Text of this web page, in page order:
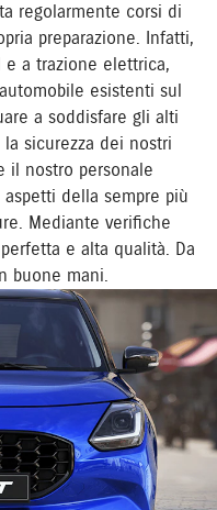
regolarmente corsi di
preparazione. Infatti,
a trazione elettrica,
esistenti sul
a soddisfare gli alti
sicurezza dei nostri
il nostro personale
della sempre più
Mediante verifiche
e alta qualità. Da
buone mani.